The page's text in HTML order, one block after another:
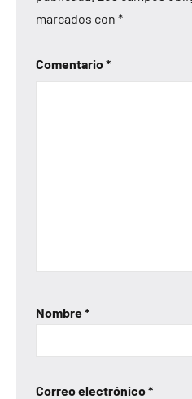
marcados con *
Comentario*
Nombre*
Correo electrónico*